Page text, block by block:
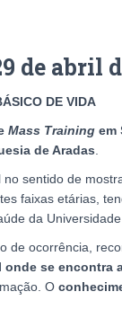
de abril
DE VIDA
Mass Trainingem
de Aradas
sentido de
faixas etárias,
da Universidade
de ocorrência,
onde se encontra
O